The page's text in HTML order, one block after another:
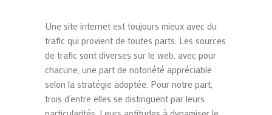
Une site internet est toujours mieux avec du
trafic qui provient de toutes parts. Les sources
de trafic sont diverses sur le web, avec pour
chacune, une part de notoriété appréciable
selon la stratégie adoptée. Pour notre part,
trois d’entre elles se distinguent par leurs